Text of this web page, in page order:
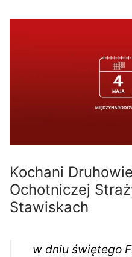
Kochani
Ochotniczej
Stawiskach
w dniu świętego